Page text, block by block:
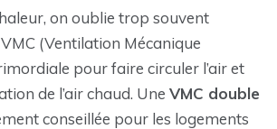
on oublie trop souvent
(Ventilation Mécanique
pour faire circuler l’air et
de l’air chaud. Une VMC double
conseillée pour les logements